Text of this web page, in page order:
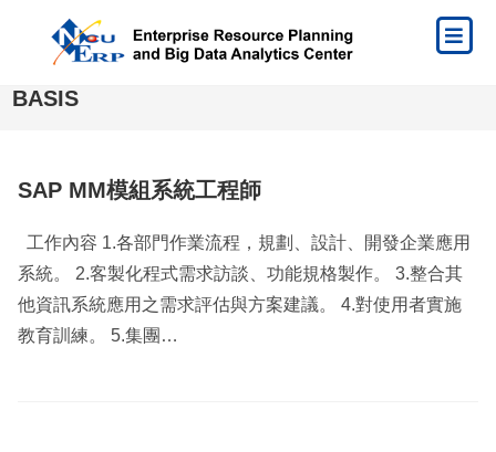
BASIS
SAP MM模組系統工程師
工作內容 1.各部門作業流程，規劃、設計、開發企業應用
系統。 2.客製化程式需求訪談、功能規格製作。 3.整合其
他資訊系統應用之需求評估與方案建議。 4.對使用者實施
教育訓練。 5.集團…